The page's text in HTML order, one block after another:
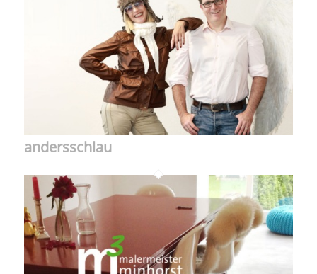
andersschlau